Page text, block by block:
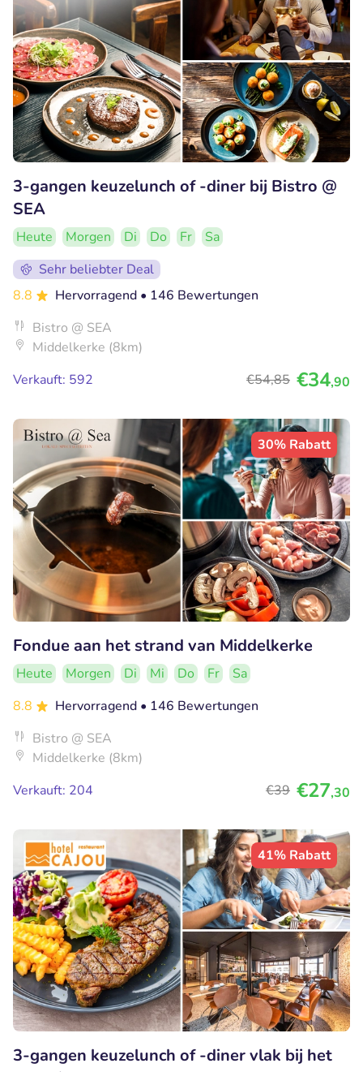
3-gangen keuzelunch of -diner bij Bistro @
SEA
Heute Morgen Di Do Fr
Sa
Sehr beliebter Deal
8.8
Hervorragend • 146 Bewertungen
Bistro @ SEA
Middelkerke (8km)
Verkauft: 592
€54,85 €34,90
30% Rabatt
Fondue aan het strand van Middelkerke
Heute Morgen Di Mi Do Fr
Sa
8.8
Hervorragend • 146 Bewertungen
Bistro @ SEA
Middelkerke (8km)
Verkauft: 204
€39 €27,30
41% Rabatt
3-gangen keuzelunch of -diner vlak bij het